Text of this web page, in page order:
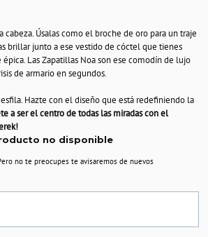
cabeza. Úsalas como el broche de oro para un traje
brillar junto a ese vestido de cóctel que tienes
épica. Las Zapatillas Noa son ese comodín de lujo
de armario en segundos.
Hazte con el diseño que está redefiniendo la
a ser el centro de todas las miradas con el
no disponible
no te preocupes te avisaremos de nuevos